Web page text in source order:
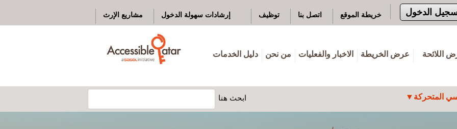
الدخول خريطة الموقع اتصل بنا توظيف إرشادات سهولة الدخول مشاريع الإرث
اللائحة عرض الخريطة الاخبار والفعليات من نحن دليل الخدمات
المتحركة ابحث هنا